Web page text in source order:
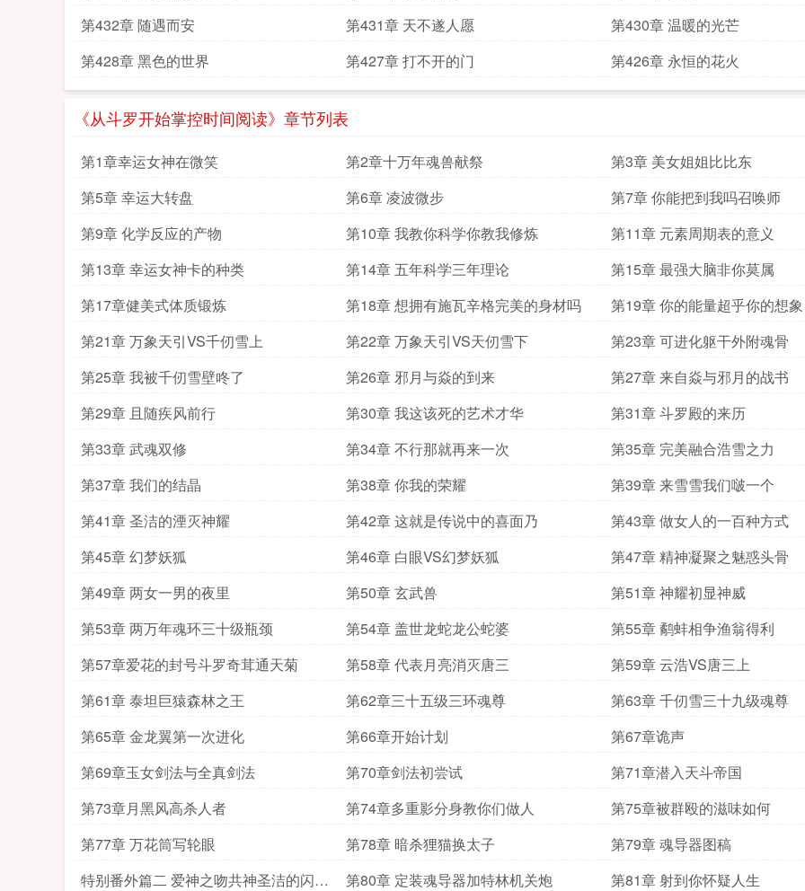
第432章 随遇而安
第431章 天不遂人愿
第430章 温暖的光芒
第428章 黑色的世界
第427章 打不开的门 第426章 永恒的花火
《从斗罗开始掌控时间阅读》章节列表
第1章幸运女神在微笑 第2章十万年魂兽献祭
第3章 美女姐姐比比东
第5章 幸运大转盘
第6章 凌波微步
第7章 你能把到我吗召唤师
第9章 化学反应的产物
第10章 我教你科学你教我修炼
第11章 元素周期表的意义
第13章 幸运女神卡的种类
第14章 五年科学三年理论
第15章 最强大脑非你莫属
第17章健美式体质锻炼
第18章 想拥有施瓦辛格完美的身材吗
第19章 你的能量超乎你的想象
第21章 万象天引VS千仞雪上
第22章 万象天引VS天仞雪下
第23章 可进化躯干外附魂骨
第25章 我被千仞雪壁咚了
第26章 邪月与焱的到来
第27章 来自焱与邪月的战书
第29章 且随疾风前行
第30章 我这该死的艺术才华
第31章 斗罗殿的来历
第33章 武魂双修
第34章 不行那就再来一次
第35章 完美融合浩雪之力
第37章 我们的结晶
第38章 你我的荣耀
第39章 来雪雪我们啵一个
第41章 圣洁的湮灭神耀
第42章 这就是传说中的喜面乃
第43章 做女人的一百种方式
第45章 幻梦妖狐
第46章 白眼VS幻梦妖狐
第47章 精神凝聚之魅惑头骨
第49章 两女一男的夜里
第50章 玄武兽
第51章 神耀初显神威
第53章 两万年魂环三十级瓶颈
第54章 盖世龙蛇龙公蛇婆
第55章 鹬蚌相争渔翁得利
第57章爱花的封号斗罗奇茸通天菊
第58章 代表月亮消灭唐三
第59章 云浩VS唐三上
第61章 泰坦巨猿森林之王
第62章三十五级三环魂尊
第63章 千仞雪三十九级魂尊
第65章 金龙翼第一次进化
第66章开始计划
第67章诡声
第69章玉女剑法与全真剑法
第70章剑法初尝试
第71章潜入天斗帝国
第73章月黑风高杀人者
第74章多重影分身教你们做人
第75章被群殴的滋味如何
第77章 万花筒写轮眼
第78章 暗杀狸猫换太子
第79章 魂导器图稿
特别番外篇二 爱神之吻共神圣洁的闪耀
第80章 定装魂导器加特林机关炮
第81章 射到你怀疑人生